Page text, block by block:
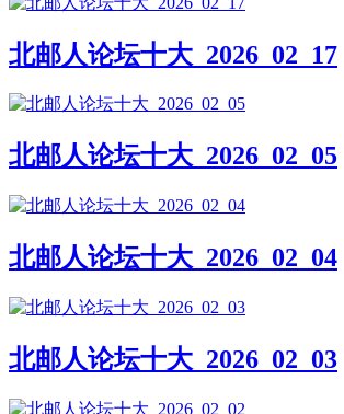
北邮人论坛十大_2026_02_17
北邮人论坛十大_2026_02_05
北邮人论坛十大_2026_02_04
北邮人论坛十大_2026_02_03